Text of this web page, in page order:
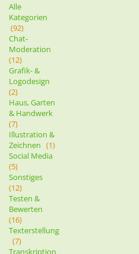
Alle
Kategorien
(92)
Chat-
Moderation
(12)
Grafik- &
Logodesign
(2)
Haus, Garten
& Handwerk
(7)
Illustration &
Zeichnen (1)
Social Media
(5)
Sonstiges
(12)
Testen &
Bewerten
(16)
Texterstellung
(7)
Transkription